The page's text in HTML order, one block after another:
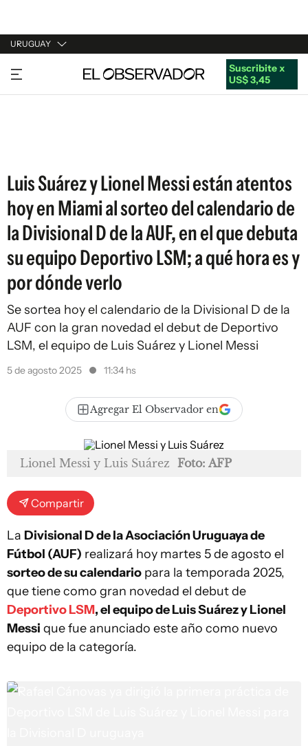
URUGUAY
URUGUAY
ARGENTINA
Suscribite x
US$ 3,45
Luis Suárez y Lionel Messi están atentos
hoy en Miami al sorteo del calendario de
la Divisional D de la AUF, en el que debuta
su equipo Deportivo LSM; a qué hora es y
por dónde verlo
Se sortea hoy el calendario de la Divisional D de la
AUF con la gran novedad el debut de Deportivo
LSM, el equipo de Luis Suárez y Lionel Messi
5 de agosto 2025 11:34 hs
Agregar El Observador en
Lionel Messi y Luis Suárez Foto: AFP
Compartir
La Divisional D de la Asociación Uruguaya de
Fútbol (AUF) realizará hoy martes 5 de agosto el
sorteo de su calendario para la temporada 2025,
que tiene como gran novedad el debut de
Deportivo LSM, el equipo de Luis Suárez y Lionel
Messi que fue anunciado este año como nuevo
equipo de la categoría.